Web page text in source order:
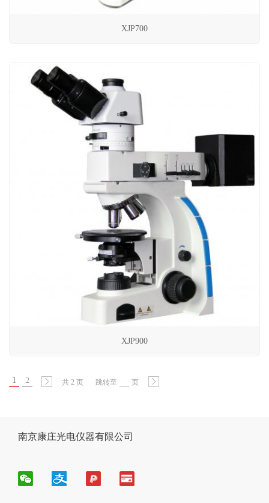
XJP700
XJP900
1 2 共 2 页 跳转至 页
南京康庄光电仪器有限公司